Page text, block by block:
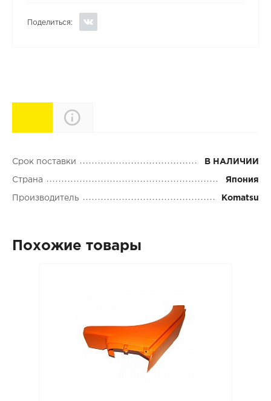
Поделиться:
Характеристики
Срок поставки В НАЛИЧИИ
Страна Япония
Производитель Komatsu
Похожие товары